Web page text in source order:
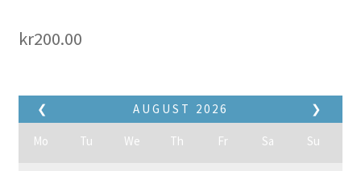
kr200.00
❮ ❯
AUGUST 2026
Mo Tu We Th Fr Sa Su